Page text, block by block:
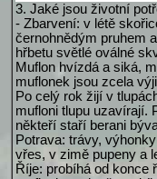
3. Jaké jsou životní
- Zbarvení: v létě
černohnědým pruhem
hřbetu světlé oválné
Muflon hvízdá a siká,
muflonek jsou zcela
Po celý rok žijí v
mufloni tlupu uzavírají.
někteří staří berani
Potrava: trávy,
vřes, v zimě pupeny a
Říje: probíhá od konce